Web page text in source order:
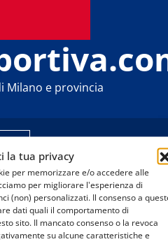
la tua privacy
per memorizzare e/o accedere alle
per migliorare l'esperienza di
(non) personalizzati. Il consenso a
dati quali il comportamento di
sito. Il mancato consenso o la revoca
su alcune caratteristiche e
Milano e provincia
Asiago e Vicenza
una vittoria al fotofinish